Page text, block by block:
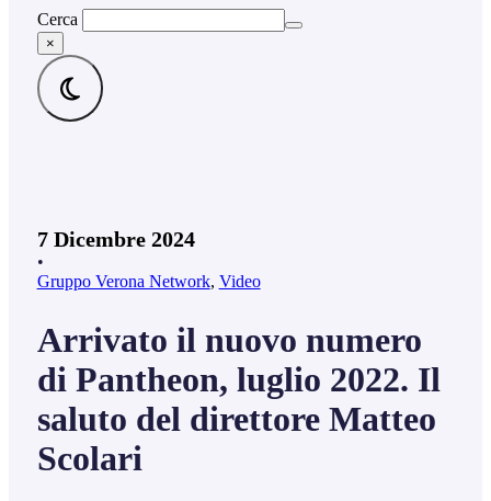
Cerca
×
7 Dicembre 2024
•
Gruppo Verona Network, Video
Arrivato il nuovo numero
di Pantheon, luglio 2022. Il
saluto del direttore Matteo
Scolari